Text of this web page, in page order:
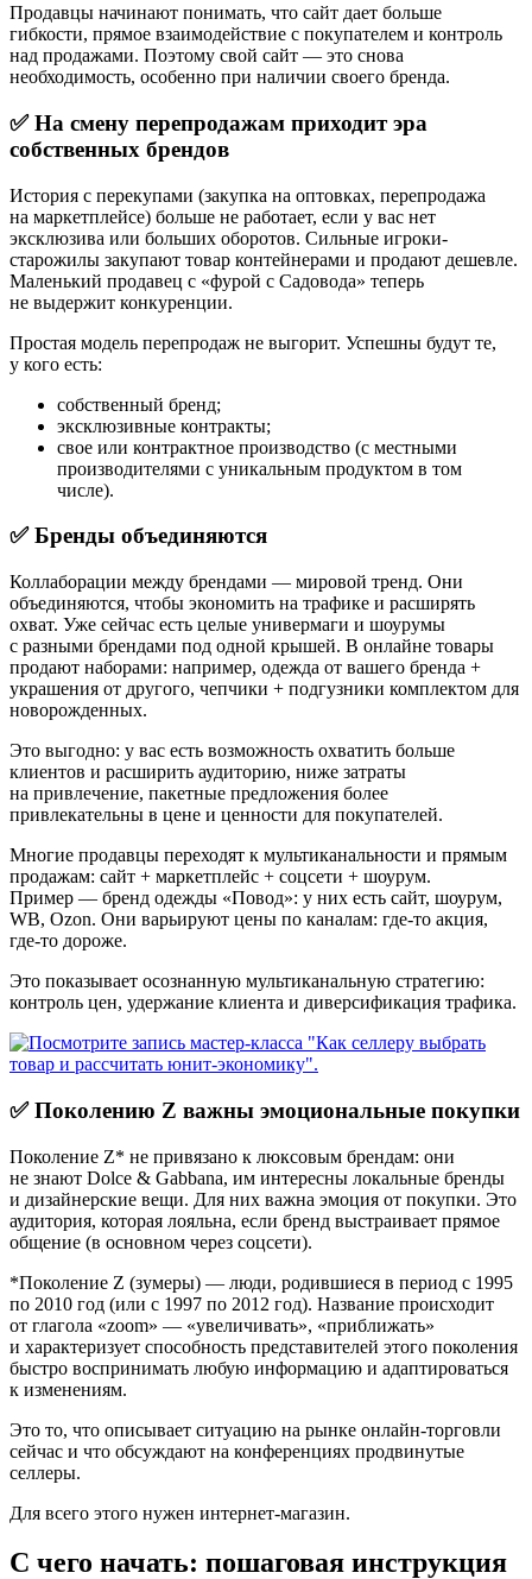
Продавцы начинают понимать, что сайт дает больше
гибкости, прямое взаимодействие с покупателем и контроль
над продажами. Поэтому свой сайт — это снова
необходимость, особенно при наличии своего бренда.
✅ На смену перепродажам приходит эра
собственных брендов
История с перекупами (закупка на оптовках, перепродажа
на маркетплейсе) больше не работает, если у вас нет
эксклюзива или больших оборотов. Сильные игроки-
старожилы закупают товар контейнерами и продают дешевле.
Маленький продавец с «фурой с Садовода» теперь
не выдержит конкуренции.
Простая модель перепродаж не выгорит. Успешны будут те,
у кого есть:
собственный бренд;
эксклюзивные контракты;
свое или контрактное производство (с местными
производителями с уникальным продуктом в том
числе).
✅ Бренды объединяются
Коллаборации между брендами — мировой тренд. Они
объединяются, чтобы экономить на трафике и расширять
охват. Уже сейчас есть целые универмаги и шоурумы
с разными брендами под одной крышей. В онлайне товары
продают наборами: например, одежда от вашего бренда +
украшения от другого, чепчики + подгузники комплектом для
новорожденных.
Это выгодно: у вас есть возможность охватить больше
клиентов и расширить аудиторию, ниже затраты
на привлечение, пакетные предложения более
привлекательны в цене и ценности для покупателей.
Многие продавцы переходят к мультиканальности и прямым
продажам: сайт + маркетплейс + соцсети + шоурум.
Пример — бренд одежды «Повод»: у них есть сайт, шоурум,
WB, Ozon. Они варьируют цены по каналам: где-то акция,
где-то дороже.
Это показывает осознанную мультиканальную стратегию:
контроль цен, удержание клиента и диверсификация трафика.
✅ Поколению Z важны эмоциональные покупки
Поколение Z* не привязано к люксовым брендам: они
не знают Dolce & Gabbana, им интересны локальные бренды
и дизайнерские вещи. Для них важна эмоция от покупки. Это
аудитория, которая лояльна, если бренд выстраивает прямое
общение (в основном через соцсети).
*Поколение Z (зумеры) — люди, родившиеся в период с 1995
по 2010 год (или с 1997 по 2012 год). Название происходит
от глагола «zoom» — «увеличивать», «приближать»
и характеризует способность представителей этого поколения
быстро воспринимать любую информацию и адаптироваться
к изменениям.
Это то, что описывает ситуацию на рынке онлайн-торговли
сейчас и что обсуждают на конференциях продвинутые
селлеры.
Для всего этого нужен интернет-магазин.
С чего начать: пошаговая инструкция